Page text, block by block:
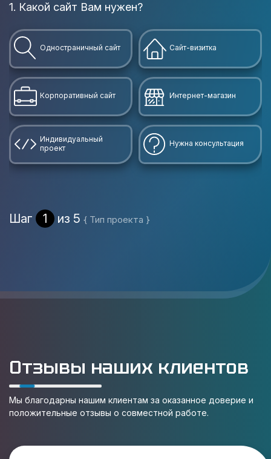
1. Какой сайт Вам нужен?
Одностраничный сайт Сайт-визитка
Корпоративный сайт Интернет-магазин
Индивидуальный
проект
Нужна консультация
Шаг 1 из 5 { Тип проекта }
Отзывы наших клиентов
Мы благодарны нашим клиентам за оказанное доверие и
положительные отзывы о совместной работе.